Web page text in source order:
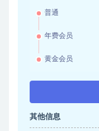
普通
年费会员
黄金会员
其他信息